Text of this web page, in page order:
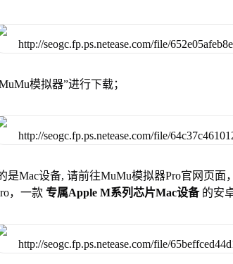
模拟器”进行下载；
是Mac设备, 请前往MuMu模拟器Pro官网页面
，一款 专属Apple M系列芯片Mac设备 的安